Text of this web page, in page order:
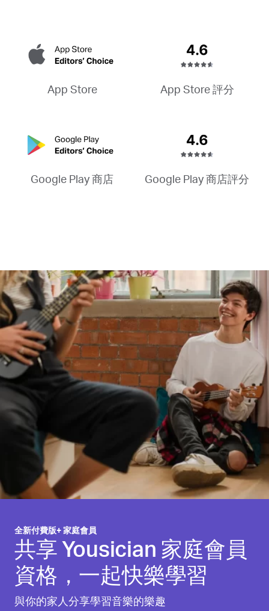
App Store App Store 評分
Google Play 商店 Google Play 商店評分
全新付費版+ 家庭會員
共享 Yousician 家庭會員
資格，一起快樂學習
與你的家人分享學習音樂的樂趣